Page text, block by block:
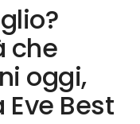
che
oggi,
Eve Best